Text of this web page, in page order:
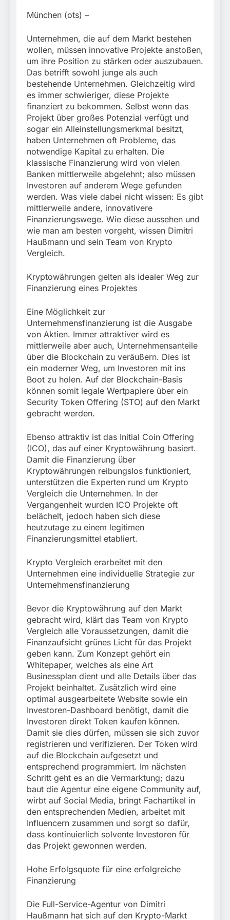
wegen gefährlichen
Eingriffs in den
Bahnverkehr
München (ots) –
Unternehmen, die auf dem Markt bestehen
wollen, müssen innovative Projekte anstoßen,
um ihre Position zu stärken oder auszubauen.
Das betrifft sowohl junge als auch
bestehende Unternehmen. Gleichzeitig wird
es immer schwieriger, diese Projekte
finanziert zu bekommen. Selbst wenn das
Projekt über großes Potenzial verfügt und
sogar ein Alleinstellungsmerkmal besitzt,
haben Unternehmen oft Probleme, das
notwendige Kapital zu erhalten. Die
klassische Finanzierung wird von vielen
Banken mittlerweile abgelehnt; also müssen
Investoren auf anderem Wege gefunden
werden. Was viele dabei nicht wissen: Es gibt
mittlerweile andere, innovativere
Finanzierungswege. Wie diese aussehen und
wie man am besten vorgeht, wissen Dimitri
Haußmann und sein Team von Krypto
Vergleich.
Kryptowährungen gelten als idealer Weg zur
Finanzierung eines Projektes
Eine Möglichkeit zur
Unternehmensfinanzierung ist die Ausgabe
von Aktien. Immer attraktiver wird es
mittlerweile aber auch, Unternehmensanteile
über die Blockchain zu veräußern. Dies ist
ein moderner Weg, um Investoren mit ins
Boot zu holen. Auf der Blockchain-Basis
können somit legale Wertpapiere über ein
Security Token Offering (STO) auf den Markt
gebracht werden.
Ebenso attraktiv ist das Initial Coin Offering
(ICO), das auf einer Kryptowährung basiert.
Damit die Finanzierung über
Kryptowährungen reibungslos funktioniert,
unterstützen die Experten rund um Krypto
Vergleich die Unternehmen. In der
Vergangenheit wurden ICO Projekte oft
belächelt, jedoch haben sich diese
heutzutage zu einem legitimen
Finanzierungsmittel etabliert.
Krypto Vergleich erarbeitet mit den
Unternehmen eine individuelle Strategie zur
Unternehmensfinanzierung
Bevor die Kryptowährung auf den Markt
gebracht wird, klärt das Team von Krypto
Vergleich alle Voraussetzungen, damit die
Finanzaufsicht grünes Licht für das Projekt
geben kann. Zum Konzept gehört ein
Whitepaper, welches als eine Art
Businessplan dient und alle Details über das
Projekt beinhaltet. Zusätzlich wird eine
optimal ausgearbeitete Website sowie ein
Investoren-Dashboard benötigt, damit die
Investoren direkt Token kaufen können.
Damit sie dies dürfen, müssen sie sich zuvor
registrieren und verifizieren. Der Token wird
auf die Blockchain aufgesetzt und
entsprechend programmiert. Im nächsten
Schritt geht es an die Vermarktung; dazu
baut die Agentur eine eigene Community auf,
wirbt auf Social Media, bringt Fachartikel in
den entsprechenden Medien, arbeitet mit
Influencern zusammen und sorgt so dafür,
dass kontinuierlich solvente Investoren für
das Projekt gewonnen werden.
Hohe Erfolgsquote für eine erfolgreiche
Finanzierung
Die Full-Service-Agentur von Dimitri
Haußmann hat sich auf den Krypto-Markt